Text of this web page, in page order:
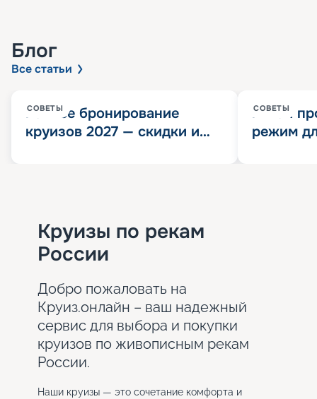
Блог
Все статьи
СОВЕТЫ
Раннее бронирование
круизов 2027 — скидки и
СОВЕТЫ
Китай
режим
Круизы по рекам
России
Добро пожаловать на
Круиз.онлайн – ваш надежный
сервис для выбора и покупки
круизов по живописным рекам
России.
Наши круизы — это сочетание комфорта и